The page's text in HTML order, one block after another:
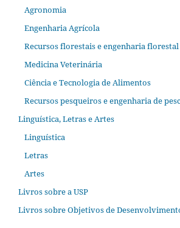
Agronomia
Engenharia Agrícola
Recursos florestais e engenharia florestal
Medicina Veterinária
Ciência e Tecnologia de Alimentos
Recursos pesqueiros e engenharia de
Linguística, Letras e Artes
Linguística
Letras
Artes
Livros sobre a USP
Livros sobre Objetivos de